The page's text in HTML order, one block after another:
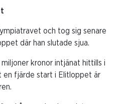
och tog sig senare
där han slutade sjua.
kronor intjänat hittills i
en fjärde start i Elitloppet är